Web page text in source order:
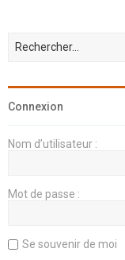
Connexion
Nom d’utilisateur :
Mot de passe :
Se souvenir de moi